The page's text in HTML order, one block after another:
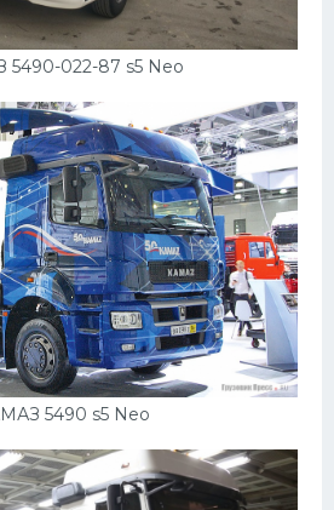
5490-022-87 s5 Neo
5490 s5 Neo